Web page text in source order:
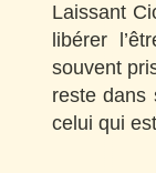
Laissant
libérer
souvent
reste dans
celui qui